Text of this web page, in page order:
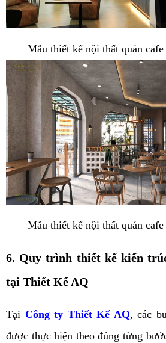
Mẫu thiết kế nội thất quán
Mẫu thiết kế nội thất quán
6. Quy trình thiết kế kiến
tại Thiết Kế AQ
Tại Công ty Thiết Kế AQ, các
được thực hiện theo đúng từng